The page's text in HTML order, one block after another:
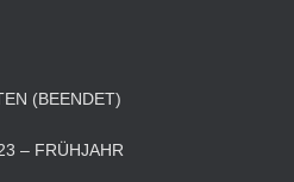
(BEENDET)
– FRÜHJAHR